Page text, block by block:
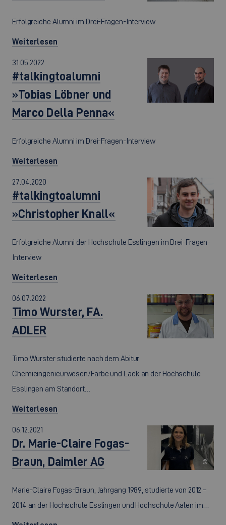
Erfolgreiche Alumni im Drei-Fragen-Interview
Weiterlesen
31.05.2022
#talkingtoalumni
»Tobias Löbner und
Marco Della Penna«
Erfolgreiche Alumni im Drei-Fragen-Interview
Weiterlesen
27.04.2020
#talkingtoalumni
»Christopher Knall«
Erfolgreiche Alumni der Hochschule Esslingen im Drei-Fragen-
Interview
Weiterlesen
06.07.2022
Timo Wurster, FA.
ADLER
Timo Wurster studierte nach dem Abitur
Chemieingenieurwesen/Farbe und Lack an der Hochschule
Esslingen am Standort…
Weiterlesen
©
06.12.2021
Dr. Marie-Claire Fogas-
Braun, Daimler AG
Marie-Claire Fogas-Braun, Jahrgang 1989, studierte von 2012 –
2014 an der Hochschule Esslingen und Hochschule Aalen im…